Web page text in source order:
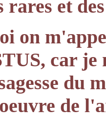
rares et
on
car je
du
de